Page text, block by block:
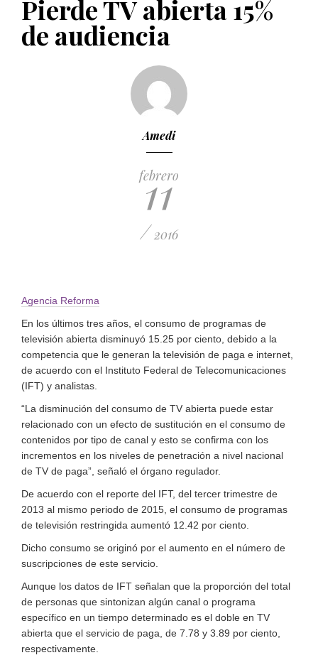
PUBLICADO EL 5 ENERO, 2023
Pierde TV abierta 15%
de audiencia
Amedi
febrero
11
/ 2016
Agencia Reforma
En los últimos tres años, el consumo de programas de
televisión abierta disminuyó 15.25 por ciento, debido a la
competencia que le generan la televisión de paga e internet,
de acuerdo con el Instituto Federal de Telecomunicaciones
(IFT) y analistas.
“La disminución del consumo de TV abierta puede estar
relacionado con un efecto de sustitución en el consumo de
contenidos por tipo de canal y esto se confirma con los
incrementos en los niveles de penetración a nivel nacional
de TV de paga”, señaló el órgano regulador.
De acuerdo con el reporte del IFT, del tercer trimestre de
2013 al mismo periodo de 2015, el consumo de programas
de televisión restringida aumentó 12.42 por ciento.
Dicho consumo se originó por el aumento en el número de
suscripciones de este servicio.
Aunque los datos de IFT señalan que la proporción del total
de personas que sintonizan algún canal o programa
específico en un tiempo determinado es el doble en TV
abierta que el servicio de paga, de 7.78 y 3.89 por ciento,
respectivamente.